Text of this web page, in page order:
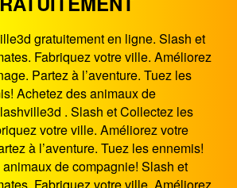
gratuitement en ligne. Slash et
Fabriquez votre ville. Améliorez
Partez à l’aventure. Tuez les
Achetez des animaux de
. Slash et Collectez les
votre ville. Améliorez votre
à l’aventure. Tuez les ennemis!
de compagnie! Slash et